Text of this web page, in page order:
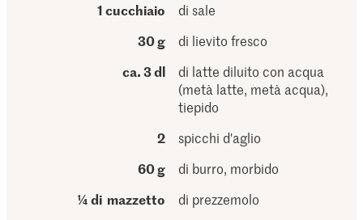
1 cucchiaio
di sale
30 g
di lievito fresco
ca. 3 dl
di latte diluito con acqua
(metà latte, metà acqua),
tiepido
2
spicchi d'aglio
60 g
di burro, morbido
¼ di mazzetto
di prezzemolo